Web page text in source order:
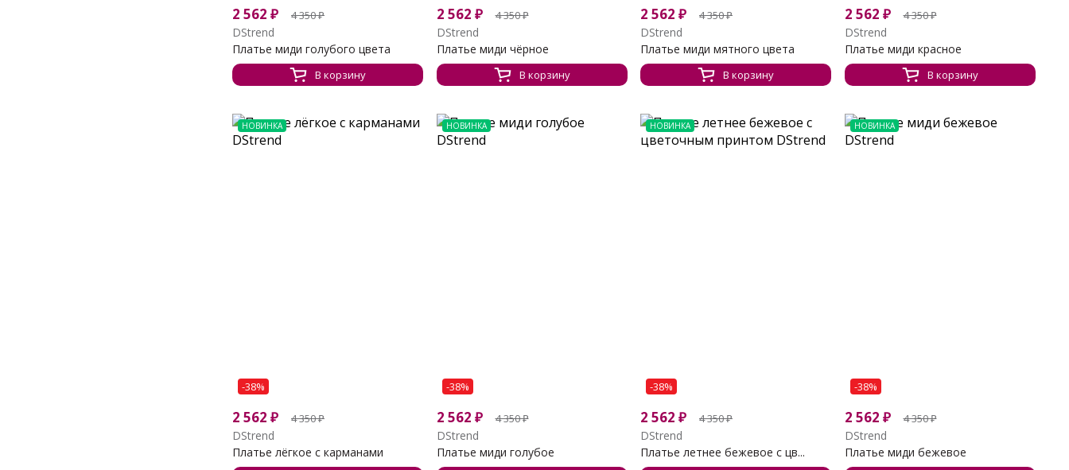
2 562 ₽ 4 350₽
DStrend
Платье миди голубого цвета
В корзину
2 562 ₽ 4 350₽
DStrend
Платье миди чёрное
В корзину
2 562 ₽ 4 350₽
DStrend
Платье миди мятного цвета
В корзину
2 562 ₽ 4 350₽
DStrend
Платье миди красное
В корзину
НОВИНКА
-38%
2 562 ₽ 4 350₽
DStrend
Платье лёгкое с карманами
НОВИНКА
-38%
2 562 ₽ 4 350₽
DStrend
Платье миди голубое
НОВИНКА
-38%
2 562 ₽ 4 350₽
DStrend
Платье летнее бежевое с цв...
НОВИНКА
-38%
2 562 ₽ 4 350₽
DStrend
Платье миди бежевое